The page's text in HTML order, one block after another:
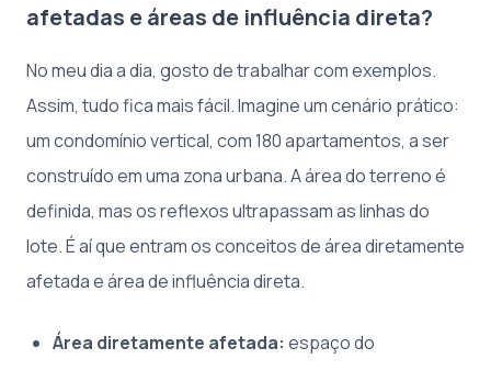
afetadas e áreas de influência direta?
No meu dia a dia, gosto de trabalhar com exemplos.
Assim, tudo fica mais fácil. Imagine um cenário prático:
um condomínio vertical, com 180 apartamentos, a ser
construído em uma zona urbana. A área do terreno é
definida, mas os reflexos ultrapassam as linhas do
lote. É aí que entram os conceitos de área diretamente
afetada e área de influência direta.
Área diretamente afetada: espaço do